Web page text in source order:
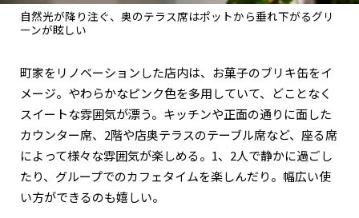
自然光が降り注ぐ、奥のテラス席はポットから垂れ下がるグリ
ーンが眩しい
町家をリノベーションした店内は、お菓子のブリキ缶をイ
メージ。やわらかなピンク色を多用していて、どことなく
スイートな雰囲気が漂う。キッチンや正面の通りに面した
カウンター席、2階や店奥テラスのテーブル席など、座る席
によって様々な雰囲気が楽しめる。1、2人で静かに過ごし
たり、グループでのカフェタイムを楽しんだり。幅広い使
い方ができるのも嬉しい。